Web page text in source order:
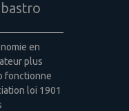
en
plus
fonctionne
loi 1901